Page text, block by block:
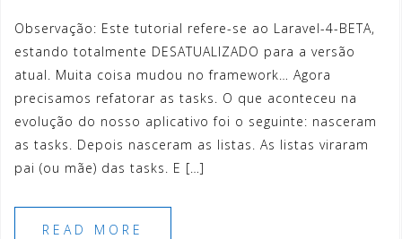
Observação: Este tutorial refere-se ao Laravel-4-BETA,
estando totalmente DESATUALIZADO para a versão
atual. Muita coisa mudou no framework… Agora
precisamos refatorar as tasks. O que aconteceu na
evolução do nosso aplicativo foi o seguinte: nasceram
as tasks. Depois nasceram as listas. As listas viraram
pai (ou mãe) das tasks. E […]
READ MORE